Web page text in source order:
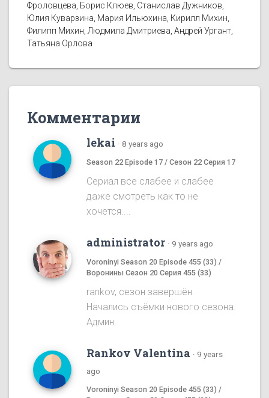
Фроловцева, Борис Клюев, Станислав Дужников,
Юлия Куварзина, Мария Ильюхина, Кирилл Михин,
Филипп Михин, Людмила Дмитриева, Андрей Ургант,
Татьяна Орлова
Комментарии
lekai · 8 years ago
Season 22 Episode 17 / Сезон 22 Серия 17
Сериал все слабее и слабее
даже смотреть как то не
хочется....
administrator · 9 years ago
Voroninyi Season 20 Episode 455 (33) /
Воронины Сезон 20 Серия 455 (33)
rankov, сезон завершён.
Начались съёмки нового сезона.
Админ.
Rankov Valentina · 9 years
ago
Voroninyi Season 20 Episode 455 (33) /